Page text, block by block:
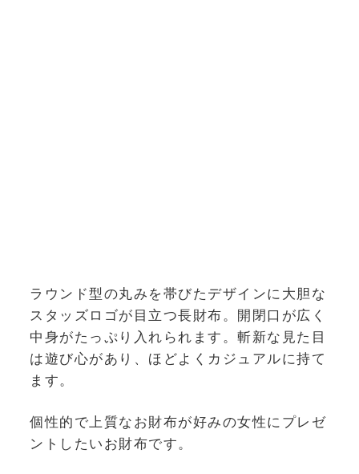
ラウンド型の丸みを帯びたデザインに大胆な
スタッズロゴが目立つ長財布。開閉口が広く
中身がたっぷり入れられます。斬新な見た目
は遊び心があり、ほどよくカジュアルに持て
ます。
個性的で上質なお財布が好みの女性にプレゼ
ントしたいお財布です。